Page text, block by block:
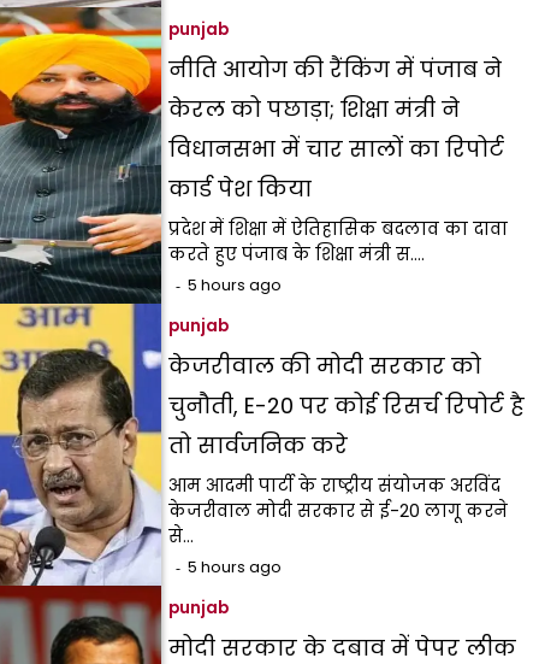
punjab
नीति आयोग की रैंकिंग में पंजाब ने
केरल को पछाड़ा; शिक्षा मंत्री ने
विधानसभा में चार सालों का रिपोर्ट
कार्ड पेश किया
प्रदेश में शिक्षा में ऐतिहासिक बदलाव का दावा
करते हुए पंजाब के शिक्षा मंत्री स.…
5 hours ago
punjab
केजरीवाल की मोदी सरकार को
चुनौती, E-20 पर कोई रिसर्च रिपोर्ट है
तो सार्वजनिक करे
आम आदमी पार्टी के राष्ट्रीय संयोजक अरविंद
केजरीवाल मोदी सरकार से ई-20 लागू करने
से…
5 hours ago
punjab
मोदी सरकार के दबाव में पेपर लीक